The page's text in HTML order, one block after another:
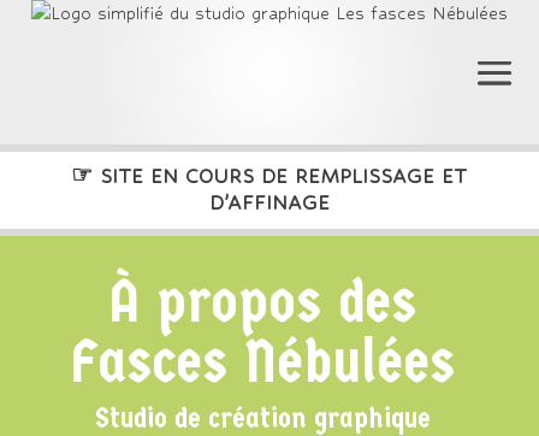
☞ SITE EN COURS DE REMPLISSAGE ET
D’AFFINAGE
À propos des
Fasces Nébulées
Studio de création graphique